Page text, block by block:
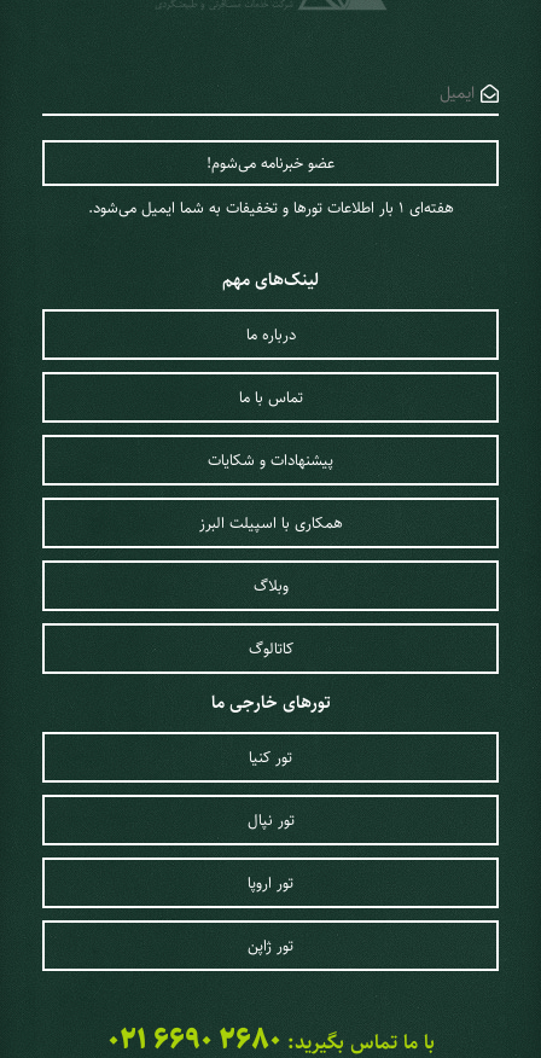
هفته‌ای 1 ‌بار اطلاعات تورها و تخفیفات به شما ایمیل می‌شود.
لینک‌های مهم
درباره ما
تماس با ما
پیشنهادات و شکایات
همکاری با اسپیلت البرز
وبلاگ
کاتالوگ
تورهای خارجی ما
تور کنیا
تور نپال
تور اروپا
تور ژاپن
با ما تماس بگیرید: 021 6690 2680